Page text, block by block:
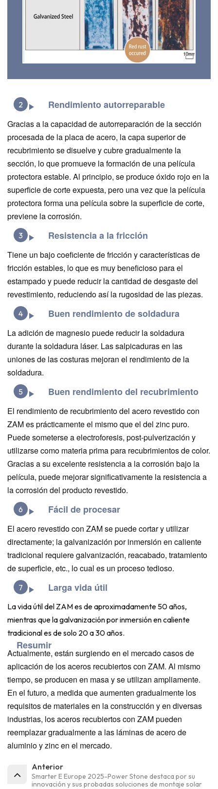
2 Rendimiento autorreparable
Gracias a la capacidad de autorreparación de la sección
procesada de la placa de acero, la capa superior de
recubrimiento se disuelve y cubre gradualmente la
sección, lo que promueve la formación de una película
protectora estable. Al principio, se produce óxido rojo en la
superficie de corte expuesta, pero una vez que la película
protectora forma una película sobre la superficie de corte,
previene la corrosión.
3 Resistencia a la fricción
Tiene un bajo coeficiente de fricción y características de
fricción estables, lo que es muy beneficioso para el
estampado y puede reducir la cantidad de desgaste del
revestimiento, reduciendo así la rugosidad de las piezas.
4 Buen rendimiento de soldadura
La adición de magnesio puede reducir la soldadura
durante la soldadura láser. Las salpicaduras en las
uniones de las costuras mejoran el rendimiento de la
soldadura.
5 Buen rendimiento del recubrimiento
El rendimiento de recubrimiento del acero revestido con
ZAM es prácticamente el mismo que el del zinc puro.
Puede someterse a electroforesis, post-pulverización y
utilizarse como materia prima para recubrimientos de color.
Gracias a su excelente resistencia a la corrosión bajo la
película, puede mejorar significativamente la resistencia a
la corrosión del producto revestido.
6 Fácil de procesar
El acero revestido con ZAM se puede cortar y utilizar
directamente; la galvanización por inmersión en caliente
tradicional requiere galvanización, reacabado, tratamiento
de superficie, etc., lo cual es un proceso tedioso.
7 Larga vida útil
La vida útil del ZAM es de aproximadamente 50 años,
mientras que la galvanización por inmersión en caliente
tradicional es de solo 20 a 30 años.
Resumir
Actualmente, están surgiendo en el mercado casos de
aplicación de los aceros recubiertos con ZAM. Al mismo
tiempo, se producen en masa y se utilizan ampliamente.
En el futuro, a medida que aumenten gradualmente los
requisitos de materiales en la construcción y en diversas
industrias, los aceros recubiertos con ZAM pueden
reemplazar gradualmente a las láminas de acero de
aluminio y zinc en el mercado.
Anterior
Smarter E Europe 2025-Power Stone destaca por su
innovación y sus probadas soluciones de montaje solar